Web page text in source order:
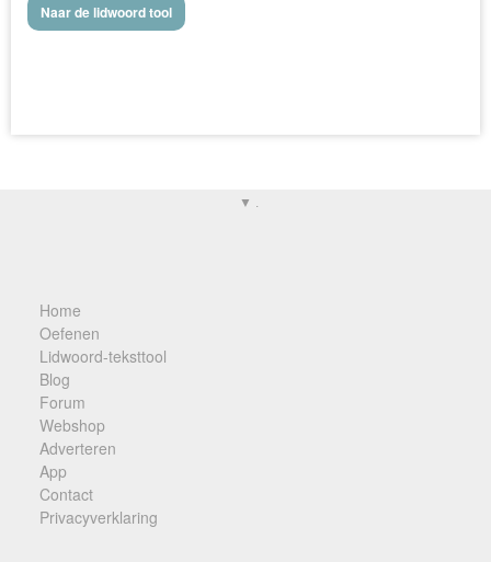
Naar de lidwoord tool
▼ .
Home
Oefenen
Lidwoord-teksttool
Blog
Forum
Webshop
Adverteren
App
Contact
Privacyverklaring